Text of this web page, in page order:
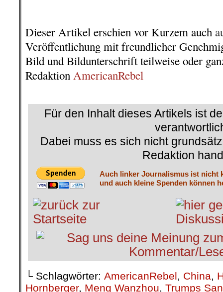
Dieser Artikel erschien vor Kurzem auch
Veröffentlichung mit freundlicher
Bild und Bildunterschrift teilweise oder
Redaktion AmericanRebel
Für den Inhalt dieses Artikels ist
Dabei muss es sich nicht
Redaktion
Auch linker Journalismus ist nicht
und auch kleine Spenden können
└ Schlagwörter: AmericanRebel China
Hornberger, Meng Wanzhou Trumps